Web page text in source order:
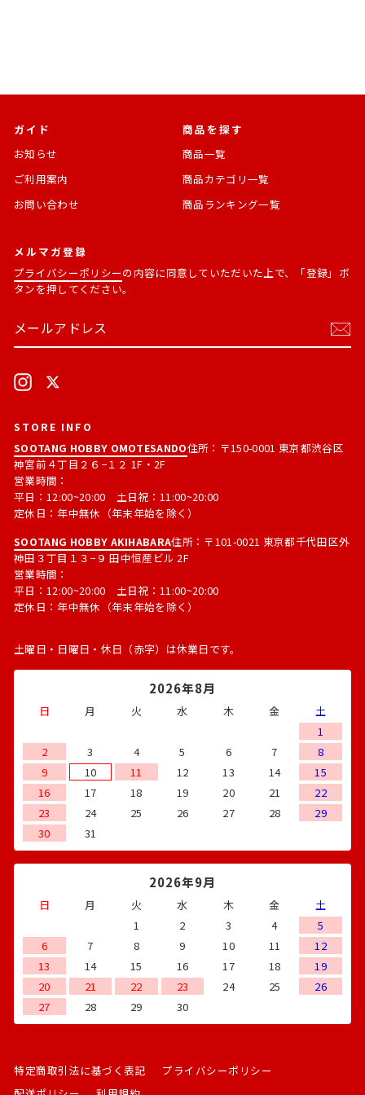
ガイド
お知らせ
ご利用案内
お問い合わせ
商品を探す
商品一覧
商品カテゴリ一覧
商品ランキング一覧
メルマガ登録
プライバシーポリシーの内容に同意していただいた上で、「登録」ボ
タンを押してください。
ー
レ
ス
読
Instagram
STORE INFO
SOOTANG HOBBY OMOTESANDO住所：〒150-0001 東京都渋谷区
神宮前４丁目２６−１２ 1F・2F
営業時間：
平日：12:00~20:00 土日祝：11:00~20:00
定休日：年中無休（年末年始を除く）
SOOTANG HOBBY AKIHABARA住所：〒101-0021 東京都千代田区外
神田３丁目１３−９ 田中恒産ビル 2F
営業時間：
平日：12:00~20:00 土日祝：11:00~20:00
定休日：年中無休（年末年始を除く）
土曜日・日曜日・休日（赤字）は休業日です。
2026年8月
日 月 火 水 木 金
土
1
2
3 4 5 6 7
8
9
10 11 12 13 14
15
16
17 18 19 20 21
22
23
24 25 26 27 28
29
30
31
2026年9月
日 月 火 水 木 金
土
1
2 3 4
5
6
7 8 9 10 11
12
13
14 15 16 17 18
19
20
21 22 23 24 25
26
27
28 29 30
特定商取引法に基づく表記
プライバシーポリシー